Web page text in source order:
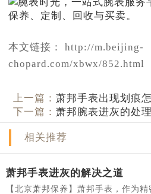
本文链接： http://m.beijing-
chopard.com/xbwx/852.html
上一篇：萧邦手表出现划痕
下一篇：萧邦腕表进灰的处
相关推荐
萧邦手表进灰的解决之道
【北京萧邦保养】萧邦手表，作为